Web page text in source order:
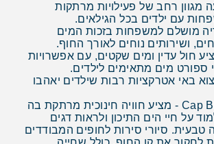
מגוון רחב של פעילויות מרתקות
עם ילדים בכל הגילאים.
מושלם למשפחות בזכות המים
ושירותים נוחים לאורך החוף.
חול עדין ומים שקטים, עם אפשרויות
ספורט מים מתאימים לילדים.
באי אטרקציות רבות שילדים יאהבו
האקווריום Cap Blanc - מציע חוויה חינוכית מרתקת בה
על חיי הים התיכון ולראות דגים
טבעית. סיורי סירות לחופים המבודדים